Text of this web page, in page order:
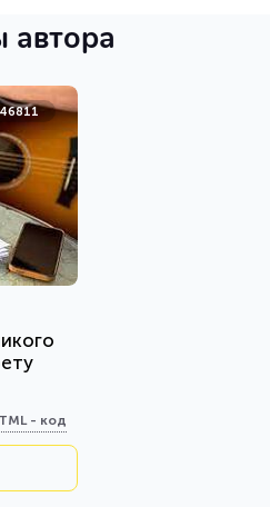
автора
46811
- код